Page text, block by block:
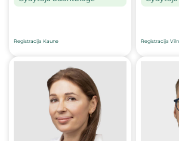
Registracija Kaune Registracija